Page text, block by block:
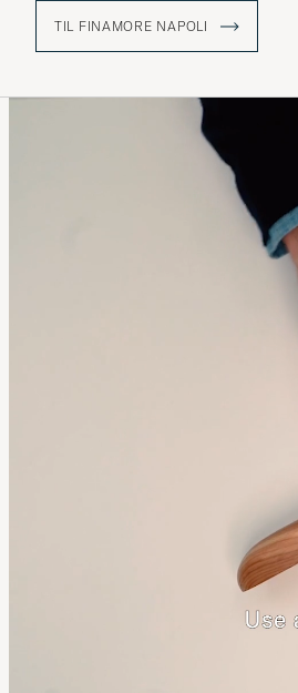
TIL FINAMORE NAPOLI